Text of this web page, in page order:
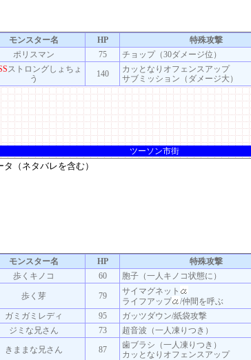
モンスター名 HP 特殊攻撃
ポリスマン
75 チョップ（30ダメージ位）
ストロングしょちょ
う
140
カッとなりオフェンスアップ
サブミッション（ダメージ大）
ツーソン市街
モンスター名 HP 特殊攻撃
歩くキノコ
60 胞子（一人キノコ状態に）
歩く芽 79
サイマグネット
ライフアップ
/仲間を呼ぶ
ガミガミレディ 95 ガッツダウン/紙袋攻撃
ジミな兄さん
73 超音波（一人凍りつき）
きままな兄さん
87
歯ブラシ（一人凍りつき）
カッとなりオフェンスアップ